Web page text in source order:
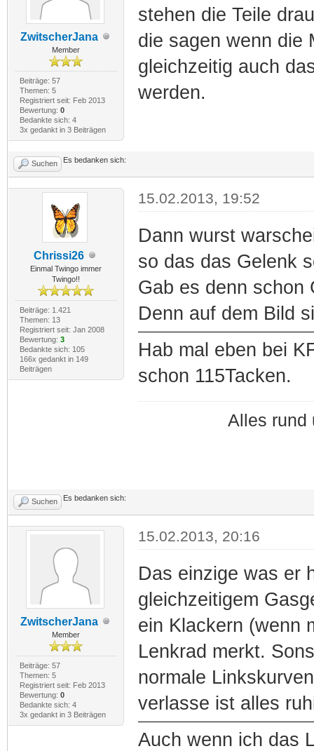
ZwitscherJana
Member
Beiträge: 57
Themen: 5
Registriert seit: Feb 2013
Bewertung: 0
Bedankte sich: 4
3x gedankt in 3 Beiträgen
stehen die Teile
die sagen wenn die
gleichzeitig auch
werden.
Suchen Es bedanken sich:
Chrissi26
Einmal Twingo immer
Twingo!!
Beiträge: 1.421
Themen: 13
Registriert seit: Jan 2008
Bewertung: 3
Bedankte sich: 105
166x gedankt in 149
Beiträgen
15.02.2013, 19:52
Dann wurst
so das das Gelenk
Gab es denn schon
Denn auf dem Bild
Hab mal eben bei
schon 115Tacken.
Alles
Suchen Es bedanken sich:
ZwitscherJana
Member
Beiträge: 57
Themen: 5
Registriert seit: Feb 2013
Bewertung: 0
Bedankte sich: 4
3x gedankt in 3 Beiträgen
15.02.2013, 20:16
Das einzige was er
gleichzeitigem
ein Klackern (wenn
Lenkrad merkt.
normale
verlasse ist alles
Auch wenn ich das